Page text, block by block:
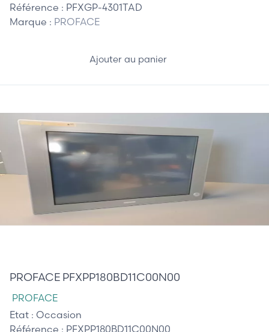
Référence : PFXGP-4301TAD
Marque : PROFACE
Ajouter au panier
PROFACE PFXPP180BD11C00N00
PROFACE
Etat : Occasion
Référence : PFXPP180BD11C00N00